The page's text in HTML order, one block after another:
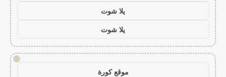
يلا شوت
يلا شوت
!
موقع كورة